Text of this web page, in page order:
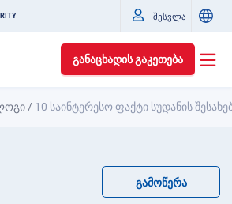
შესვლა
ᲒᲐᲜᲐᲪᲮᲐᲓᲘᲡ ᲒᲐᲙᲔᲗᲔᲑᲐ
/ 10 საინტერესო ფაქტი სუდანის
ᲒᲐᲛᲝᲬᲔᲠᲐ